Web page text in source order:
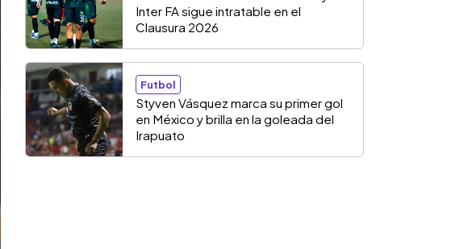
Inter FA sigue intratable en el
Clausura 2026
Futbol
Styven Vásquez marca su primer gol
en México y brilla en la goleada del
Irapuato